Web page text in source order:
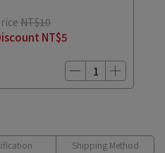
NT$10
NT$5
Shipping Method